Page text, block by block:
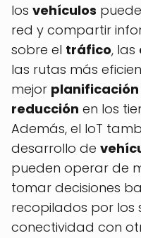
los vehículos
red y compartir
sobre el tráfico, las
las rutas más
mejor planificación
reducción en los
Además, el IoT
desarrollo de
pueden operar de
tomar decisiones
recopilados por los
conectividad con